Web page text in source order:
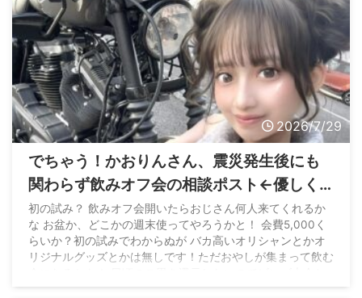
2026/7/29
でちゃう！かおりんさん、震災発生後にも
関わらず飲みオフ会の相談ポスト←優しく
タイミングを諭される
初の試み？ 飲みオフ会開いたらおじさん何人来てくれるか
な お盆か、どこかの週末使ってやろうかと！ 会費5,000く
らいか？初の試みでわからぬが バカ高いオリシャンとかオ
リジナルグッズとかは無しです！ただおやしが集まって飲む